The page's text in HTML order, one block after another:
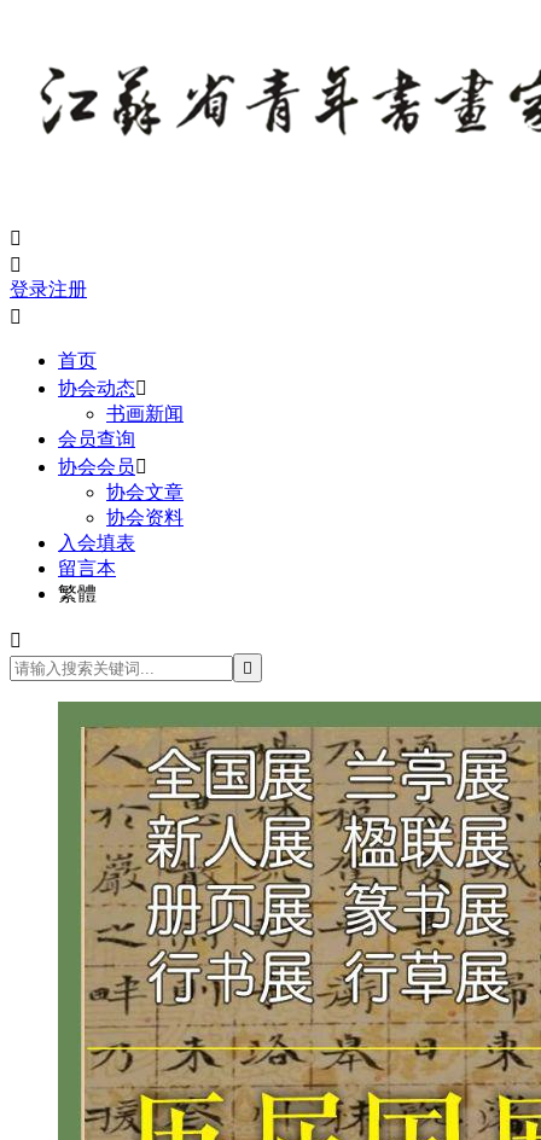


登录注册

首页
协会动态
书画新闻
会员查询
协会会员
协会文章
协会资料
入会填表
留言本
繁體

